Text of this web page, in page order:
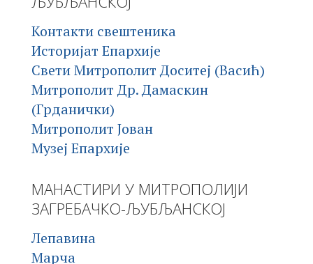
Контакти свештеника
Историјат Епархије
Свети Митрополит Доситеј (Васић)
Митрополит Др. Дамаскин
(Грданички)
Митрополит Јован
Музеј Епархије
МАНАСТИРИ У МИТРОПОЛИЈИ
ЗАГРЕБАЧКО-ЉУБЉАНСКОЈ
Лепавина
Марча